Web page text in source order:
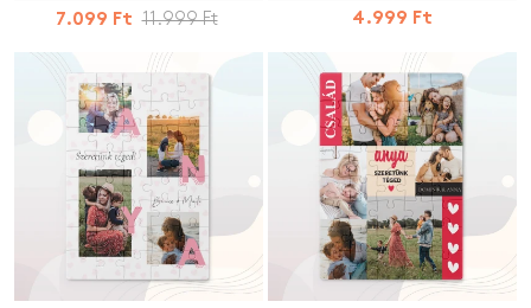
7.099 Ft 11.999 Ft
4.999 Ft